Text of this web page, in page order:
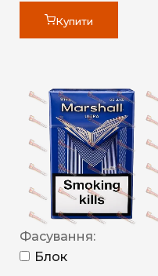
Купити
Фасування:
Блок